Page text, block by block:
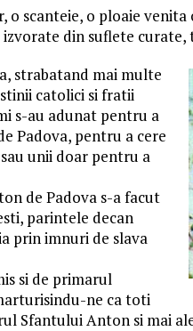
o scanteie, o ploaie
din suflete curate,
strabatand mai multe
catolici si fratii
s-au adunat pentru a
Padova, pentru a cere
unii doar pentru a
de Padova s-a facut
parintele decan
prin imnuri de slava
si de primarul
ne ca toti
Sfantului Anton si mai